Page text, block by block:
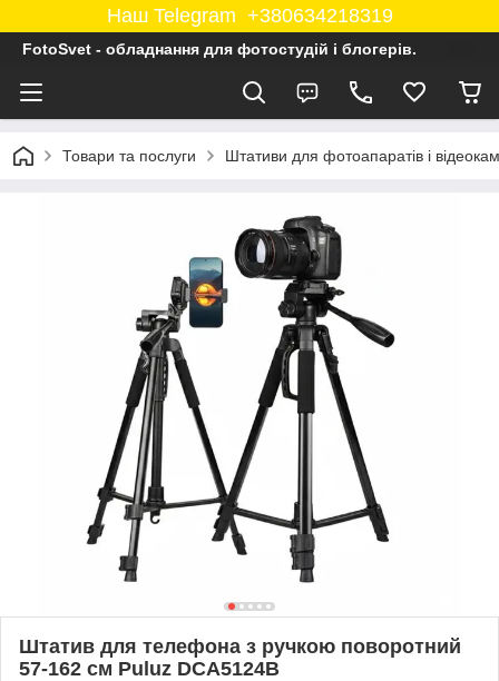
Наш Telegram +380634218319
FotoSvet - обладнання для фотостудій і блогерів.
Товари та послуги Штативи для фотоапаратів і
Штатив для телефона з ручкою поворотний
57-162 см Puluz DCA5124B